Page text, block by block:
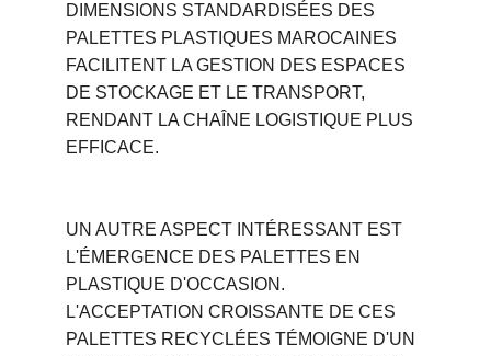
DIMENSIONS STANDARDISÉES DES
PALETTES PLASTIQUES MAROCAINES
FACILITENT LA GESTION DES ESPACES
DE STOCKAGE ET LE TRANSPORT,
RENDANT LA CHAÎNE LOGISTIQUE PLUS
EFFICACE.
UN AUTRE ASPECT INTÉRESSANT EST
L'ÉMERGENCE DES PALETTES EN
PLASTIQUE D'OCCASION.
L'ACCEPTATION CROISSANTE DE CES
PALETTES RECYCLÉES TÉMOIGNE D'UN